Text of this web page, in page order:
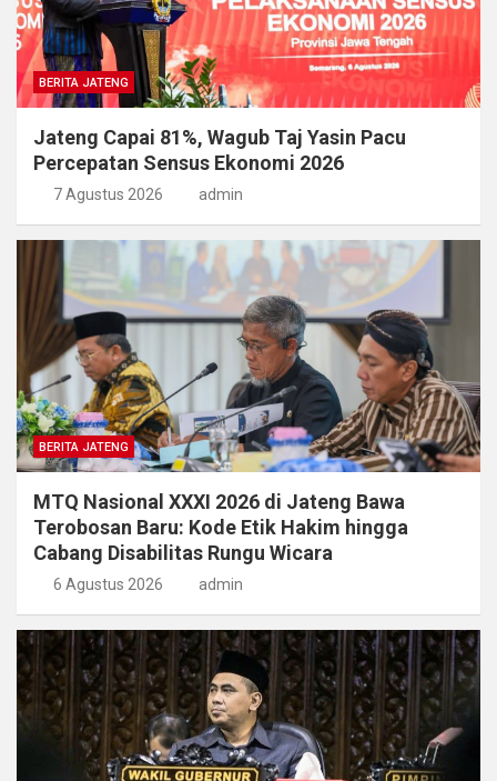
BERITA JATENG
Jateng Capai 81%, Wagub Taj Yasin Pacu
Percepatan Sensus Ekonomi 2026
7 Agustus 2026 admin
BERITA JATENG
MTQ Nasional XXXI 2026 di Jateng Bawa
Terobosan Baru: Kode Etik Hakim hingga
Cabang Disabilitas Rungu Wicara
6 Agustus 2026 admin